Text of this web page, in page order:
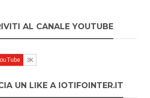
AL CANALE YOUTUBE
UN LIKE A IOTIFOINTER.IT